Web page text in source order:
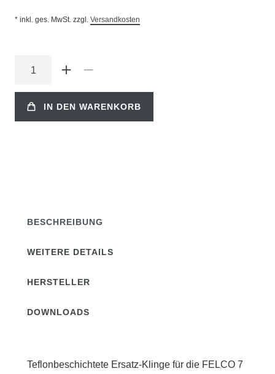
* inkl. ges. MwSt. zzgl. Versandkosten
IN DEN WARENKORB
BESCHREIBUNG
WEITERE DETAILS
HERSTELLER
DOWNLOADS
Teflonbeschichtete Ersatz-Klinge für die FELCO 7